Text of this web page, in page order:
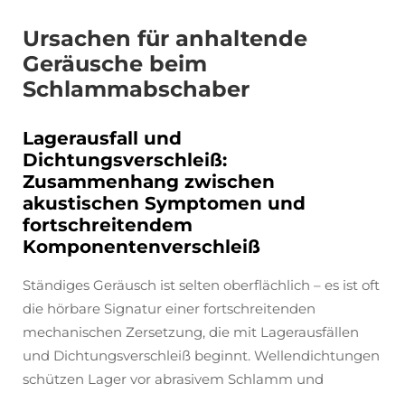
Ursachen für anhaltende
Geräusche beim
Schlammabschaber
Lagerausfall und
Dichtungsverschleiß:
Zusammenhang zwischen
akustischen Symptomen und
fortschreitendem
Komponentenverschleiß
Ständiges Geräusch ist selten oberflächlich – es ist oft
die hörbare Signatur einer fortschreitenden
mechanischen Zersetzung, die mit Lagerausfällen
und Dichtungsverschleiß beginnt. Wellendichtungen
schützen Lager vor abrasivem Schlamm und